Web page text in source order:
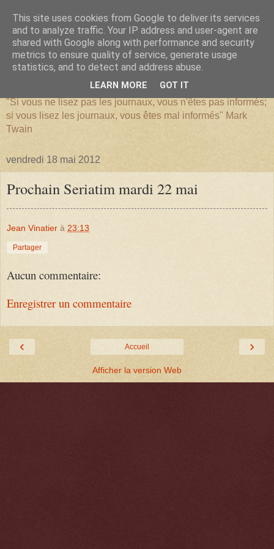
SERIATIM
"Si vous ne lisez pas les journaux, vous n'êtes pas informés;
si vous lisez les journaux, vous êtes mal informés" Mark
Twain
vendredi 18 mai 2012
Prochain Seriatim mardi 22 mai
Jean Vinatier à 23:13
Partager
Aucun commentaire:
Enregistrer un commentaire
‹ ›
Accueil
Afficher la version Web
This site uses cookies from Google to deliver its services
and to analyze traffic. Your IP address and user-agent are
shared with Google along with performance and security
metrics to ensure quality of service, generate usage
statistics, and to detect and address abuse.
LEARN MORE GOT IT